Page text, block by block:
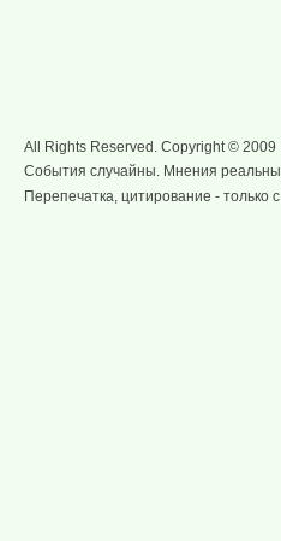
All Rights Reserved. Copyright © 2009
События случайны. Мнения
Перепечатка, цитирование - только